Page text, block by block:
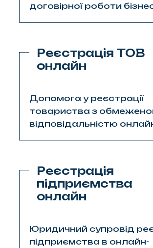
договірної роботи
Реєстрація ТОВ
онлайн
Допомога у реєстрації
товариства з
відповідальністю
Реєстрація
підприємства
онлайн
Юридичний супровід
підприємства в онлайн-